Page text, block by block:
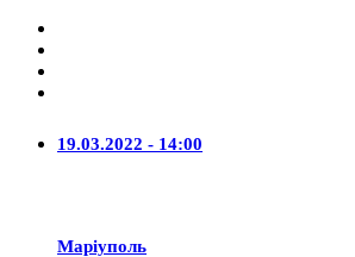
19.03.2022 - 14:00
Маріуполь